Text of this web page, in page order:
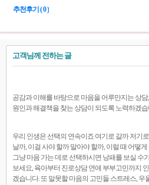
추천후기 ( 0 )
고객님께 전하는 글
공감과 이해를 바탕으로 마음을 어루만지는 상
원인과 해결책을 찾는 상담이 되도록 노력하겠
우리 인생은 선택의 연속이죠 여기로 갈까 저기
날까, 이걸 사야 할까 말아야 할까, 이럴 때 어떻
그냥 마음 가는 데로 선택하시면 낭패를 보실 수
보세요, 육아부터 진로상담 연애 부부고민까지
겠습니다. 또 말못할 마음의 고민들 스트레스, 우